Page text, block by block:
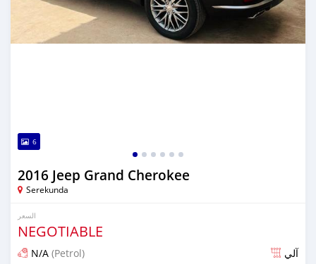
6
2016 Jeep Grand Cherokee
Serekunda
السعر
NEGOTIABLE
N/A (Petrol) آلي